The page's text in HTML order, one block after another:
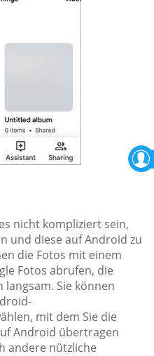
nicht kompliziert sein,
und diese auf Android zu
die Fotos mit einem
Fotos abrufen, die
Sie können
mit dem Sie die
Android übertragen
andere nützliche